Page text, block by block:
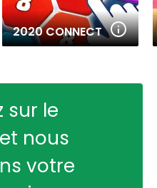
2020 CONNECT
sur le
nous
votre